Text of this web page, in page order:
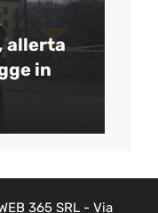
allerta
in
365 SRL - Via